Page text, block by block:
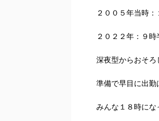
２００５年当時
２０２２年：９
深夜型からおそろ
準備で早目に出勤
みんな１８時にな